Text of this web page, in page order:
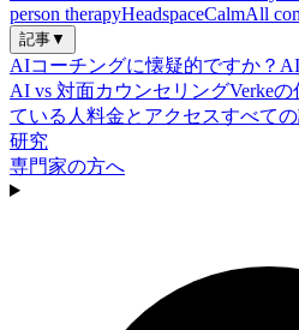
person therapyHeadspaceCalmAll
記事▼
AIコーチングに懐疑的ですか？
AI vs 対面カウンセリングVerke
ている人 料金とアクセスすべて
研究
専門家の方へ